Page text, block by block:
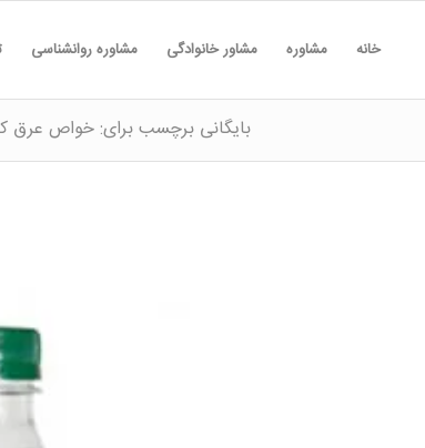
خانه مشاوره مشاور خانوادگی مشاوره روانشناسی
بایگانی برچسب برای: خواص عرق